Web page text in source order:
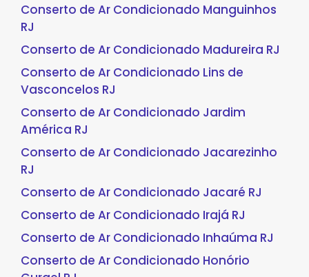
Conserto de Ar Condicionado Manguinhos
RJ
Conserto de Ar Condicionado Madureira RJ
Conserto de Ar Condicionado Lins de
Vasconcelos RJ
Conserto de Ar Condicionado Jardim
América RJ
Conserto de Ar Condicionado Jacarezinho
RJ
Conserto de Ar Condicionado Jacaré RJ
Conserto de Ar Condicionado Irajá RJ
Conserto de Ar Condicionado Inhaúma RJ
Conserto de Ar Condicionado Honório